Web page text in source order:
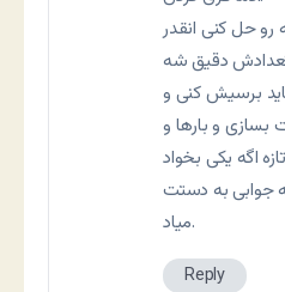
رو حل کنی انقدر
دقیق شه
برسیش کنی و
و بارها و
اگه یکی بخواد
جوابی به دستت
میاد.
Reply